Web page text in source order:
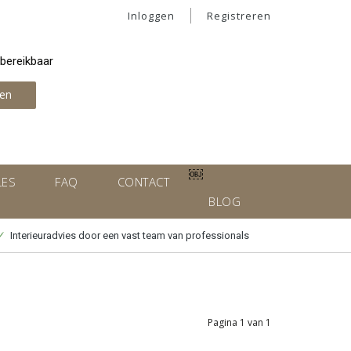
Inloggen Registreren
￼
FAQ
CONTACT
BLOG
Interieuradvies door een vast team van professionals
Pagina 1 van 1